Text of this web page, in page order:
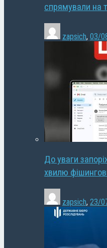
спрямували на
zapsich, 03/
До уваги
хвилю
zapsich, 23/